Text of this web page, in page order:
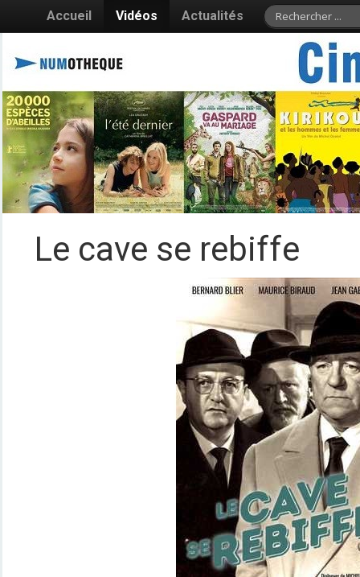
Accueil Vidéos Actualités
Le cave se rebiffe